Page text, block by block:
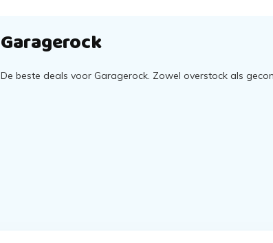
Garagerock
De beste deals voor Garagerock. Zowel overstock als